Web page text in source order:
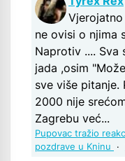
ne ovisi o njima
Naprotiv .... Sva
jada ,osim
sve više pitanje.
2000 nije
Zagrebu već...
Pupovac tražio
pozdrave u Kninu
·